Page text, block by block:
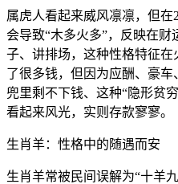
属虎人看起来威风凛凛，但在
会导致“木多火多”，反映在
子、讲排场，这种性格特征
了很多钱，但因为应酬、豪
兜里剩不下钱、这种“隐形贫
看起来风光，实则存款寥寥。
生肖羊：性格中的随遇而安
生肖羊常被民间误解为“十羊